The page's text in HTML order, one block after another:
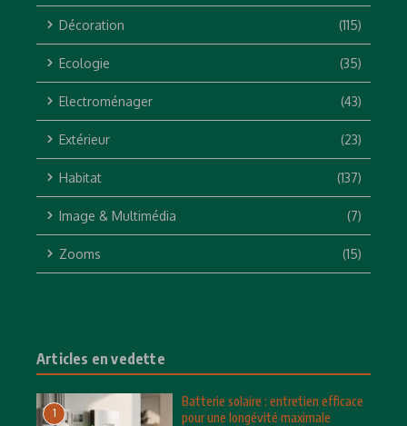
Décoration (115)
Ecologie (35)
Electroménager (43)
Extérieur (23)
Habitat (137)
Image & Multimédia (7)
Zooms (15)
Articles en vedette
1
Batterie solaire : entretien efficace
pour une longévité maximale